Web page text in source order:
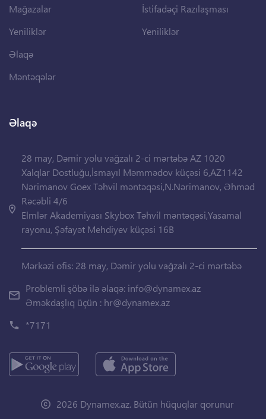
Mağazalar
Yeniliklər
Əlaqə
Məntəqələr
İstifadəçi Razılaşması
Yeniliklər
Əlaqə
28 may, Dəmir yolu vağzalı 2-ci mərtəbə AZ 1020
Xalqlar Dostluğu,İsmayıl Məmmədov küçəsi 6,AZ1142
Nərimanov Goex Təhvil məntəqəsi,N.Nərimanov, Əhməd
Rəcəbli 4/6
Elmlər Akademiyası Skybox Təhvil məntəqəsi,Yasamal
rayonu, Şəfayət Mehdiyev küçəsi 16B
Mərkəzi ofis: 28 may, Dəmir yolu vağzalı 2-ci mərtəbə
Problemli şöbə ilə əlaqə: info@dynamex.az
Əməkdaşlıq üçün : hr@dynamex.az
*7171
2026 Dynamex.az. Bütün hüquqlar qorunur